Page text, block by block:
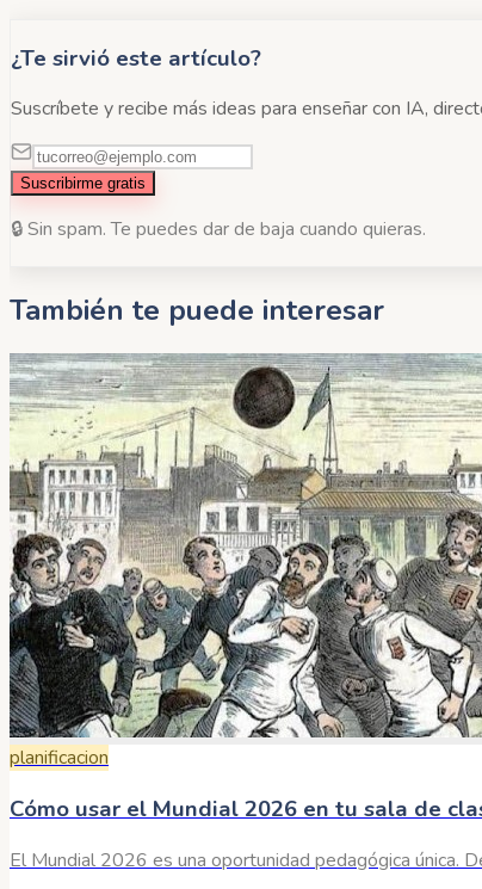
¿Te sirvió este artículo?
Suscríbete y recibe más ideas para enseñar con IA,
Suscribirme gratis
🔒 Sin spam. Te puedes dar de baja cuando quieras.
También te puede interesar
planificacion
Cómo usar el Mundial 2026 en tu sala de
El Mundial 2026 es una oportunidad pedagógica única.